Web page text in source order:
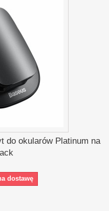
do okularów Platinum na
dostawę